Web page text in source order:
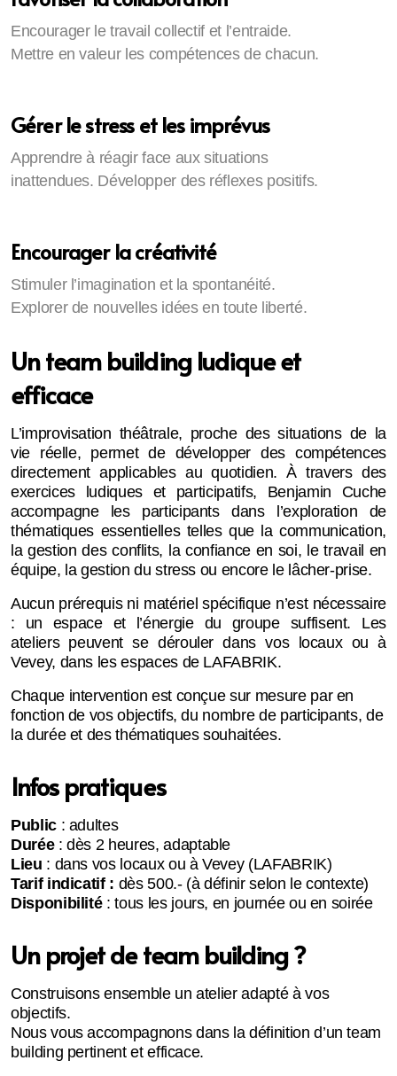
Encourager le travail collectif et l’entraide.
Mettre en valeur les compétences de chacun.
Gérer le stress et les imprévus
Apprendre à réagir face aux situations
inattendues. Développer des réflexes positifs.
Encourager la créativité
Stimuler l’imagination et la spontanéité.
Explorer de nouvelles idées en toute liberté.
Un team building ludique et
efficace
L’improvisation théâtrale, proche des situations de la
vie réelle, permet de développer des compétences
directement applicables au quotidien. À travers des
exercices ludiques et participatifs, Benjamin Cuche
accompagne les participants dans l’exploration de
thématiques essentielles telles que la communication,
la gestion des conflits, la confiance en soi, le travail en
équipe, la gestion du stress ou encore le lâcher-prise.
Aucun prérequis ni matériel spécifique n’est nécessaire
: un espace et l’énergie du groupe suffisent. Les
ateliers peuvent se dérouler dans vos locaux ou à
Vevey, dans les espaces de LAFABRIK.
Chaque intervention est conçue sur mesure par en
fonction de vos objectifs, du nombre de participants, de
la durée et des thématiques souhaitées.
Infos pratiques
Public: adultes
Durée: dès 2 heures, adaptable
Lieu : dans vos locaux ou à Vevey (LAFABRIK)
Tarif indicatif : dès 500.- (à définir selon le contexte)
Disponibilité: tous les jours, en journée ou en soirée
Un projet de team building ?
Construisons ensemble un atelier adapté à vos
objectifs.
Nous vous accompagnons dans la définition d’un team
building pertinent et efficace.